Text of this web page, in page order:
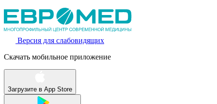
Версия для слабовидящих
Скачать мобильное приложение
Загрузите в App Store